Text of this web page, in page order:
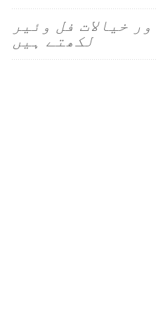
خیالات فل وئیر
لکھتے ہیں